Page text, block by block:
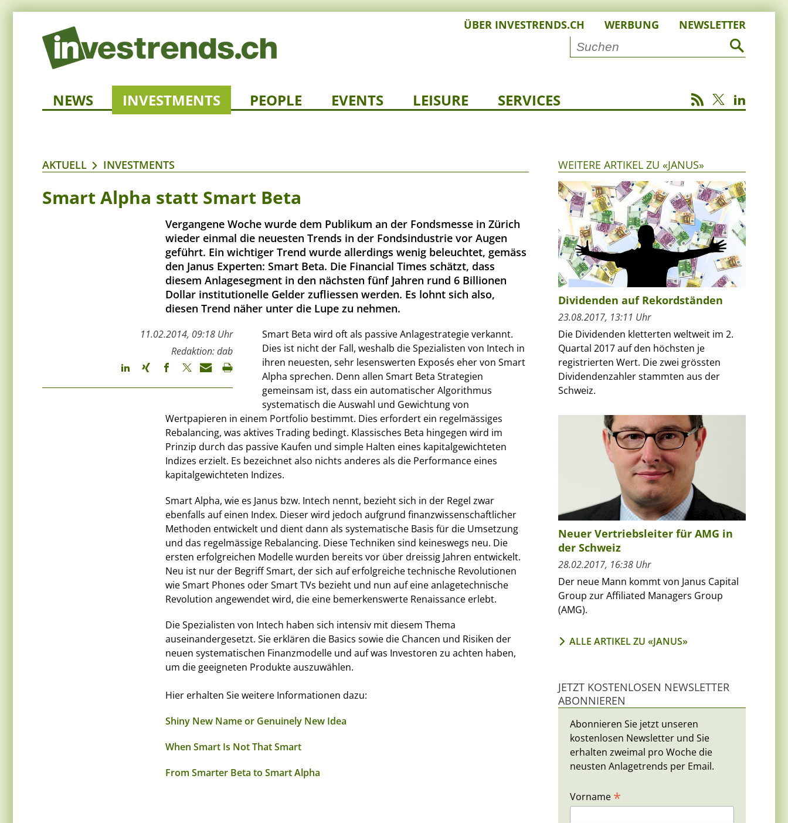
ÜBER INVESTRENDS.CH WERBUNG NEWSLETTER
NEWS INVESTMENTS PEOPLE EVENTS LEISURE SERVICES
AKTUELL INVESTMENTS
Smart Alpha statt Smart Beta
Vergangene Woche wurde dem Publikum an der Fondsmesse in Zürich
wieder einmal die neuesten Trends in der Fondsindustrie vor Augen
geführt. Ein wichtiger Trend wurde allerdings wenig beleuchtet, gemäss
den Janus Experten: Smart Beta. Die Financial Times schätzt, dass
diesem Anlagesegment in den nächsten fünf Jahren rund 6 Billionen
Dollar institutionelle Gelder zufliessen werden. Es lohnt sich also,
diesen Trend näher unter die Lupe zu nehmen.
11.02.2014, 09:18 Uhr
Redaktion: dab
Smart Beta wird oft als passive Anlagestrategie verkannt.
Dies ist nicht der Fall, weshalb die Spezialisten von Intech in
ihren neuesten, sehr lesenswerten Exposés eher von Smart
Alpha sprechen. Denn allen Smart Beta Strategien
gemeinsam ist, dass ein automatischer Algorithmus
systematisch die Auswahl und Gewichtung von
Wertpapieren in einem Portfolio bestimmt. Dies erfordert ein regelmässiges
Rebalancing, was aktives Trading bedingt. Klassisches Beta hingegen wird im
Prinzip durch das passive Kaufen und simple Halten eines kapitalgewichteten
Indizes erzielt. Es bezeichnet also nichts anderes als die Performance eines
kapitalgewichteten Indizes.
Smart Alpha, wie es Janus bzw. Intech nennt, bezieht sich in der Regel zwar
ebenfalls auf einen Index. Dieser wird jedoch aufgrund finanzwissenschaftlicher
Methoden entwickelt und dient dann als systematische Basis für die Umsetzung
und das regelmässige Rebalancing. Diese Techniken sind keineswegs neu. Die
ersten erfolgreichen Modelle wurden bereits vor über dreissig Jahren entwickelt.
Neu ist nur der Begriff Smart, der sich auf erfolgreiche technische Revolutionen
wie Smart Phones oder Smart TVs bezieht und nun auf eine anlagetechnische
Revolution angewendet wird, die eine bemerkenswerte Renaissance erlebt.
Die Spezialisten von Intech haben sich intensiv mit diesem Thema
auseinandergesetzt. Sie erklären die Basics sowie die Chancen und Risiken der
neuen systematischen Finanzmodelle und auf was Investoren zu achten haben,
um die geeigneten Produkte auszuwählen.
Hier erhalten Sie weitere Informationen dazu:
Shiny New Name or Genuinely New Idea
When Smart Is Not That Smart
From Smarter Beta to Smart Alpha
WEITERE ARTIKEL ZU «JANUS»
Dividenden auf Rekordständen
23.08.2017, 13:11 Uhr
Die Dividenden kletterten weltweit im 2.
Quartal 2017 auf den höchsten je
registrierten Wert. Die zwei grössten
Dividendenzahler stammten aus der
Schweiz.
Neuer Vertriebsleiter für AMG in
der Schweiz
28.02.2017, 16:38 Uhr
Der neue Mann kommt von Janus Capital
Group zur Affiliated Managers Group
(AMG).
ALLE ARTIKEL ZU «JANUS»
JETZT KOSTENLOSEN NEWSLETTER
ABONNIEREN
Abonnieren Sie jetzt unseren
kostenlosen Newsletter und Sie
erhalten zweimal pro Woche die
neusten Anlagetrends per Email.
Vorname *